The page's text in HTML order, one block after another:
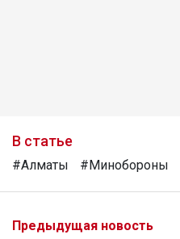
В статье
#Алматы #Минобороны
Предыдущая новость